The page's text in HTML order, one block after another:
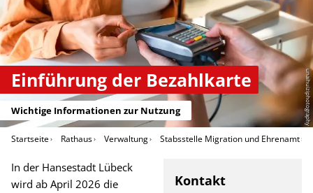
unaihuiziphotography
Einführung der Bezahlkarte
Wichtige Informationen zur Nutzung
Startseite Rathaus Verwaltung Stabsstelle Migration und Ehrenamt
In der Hansestadt Lübeck
wird ab April 2026 die
Kontakt